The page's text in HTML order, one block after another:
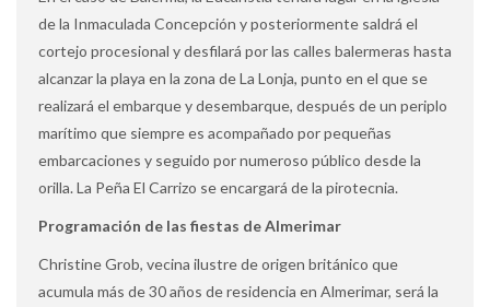
de la Inmaculada Concepción y posteriormente saldrá el
cortejo procesional y desfilará por las calles balermeras hasta
alcanzar la playa en la zona de La Lonja, punto en el que se
realizará el embarque y desembarque, después de un periplo
marítimo que siempre es acompañado por pequeñas
embarcaciones y seguido por numeroso público desde la
orilla. La Peña El Carrizo se encargará de la pirotecnia.
Programación de las fiestas de Almerimar
Christine Grob, vecina ilustre de origen británico que
acumula más de 30 años de residencia en Almerimar, será la